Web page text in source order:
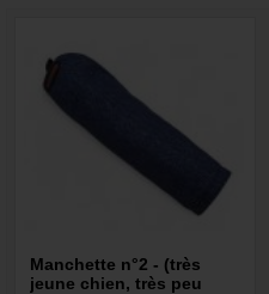
Manchette n°2 - (très
jeune chien, très peu